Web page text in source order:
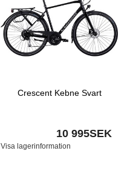
Crescent Kebne Svart
10 995SEK
Visa lagerinformation